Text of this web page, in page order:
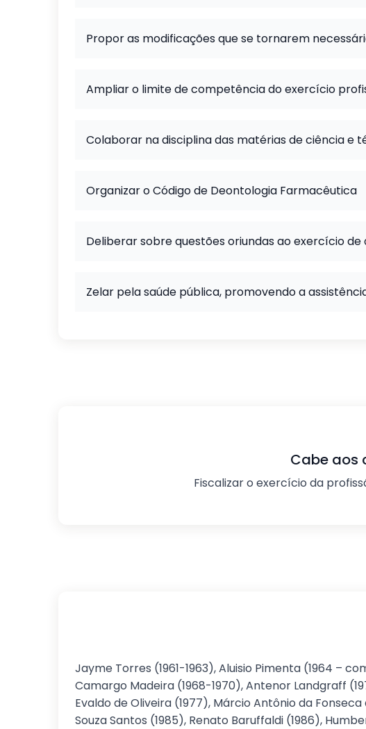
Propor as modificações que se tornarem
Ampliar o limite de competência do exercício
Colaborar na disciplina das matérias de ciência e
Organizar o Código de Deontologia Farmacêutica
Deliberar sobre questões oriundas ao exercício
Zelar pela saúde pública, promovendo a
Cabe aos
Fiscalizar o exercício da
Jayme Torres (1961-1963), Aluisio Pimenta (1964 –
Camargo Madeira (1968-1970), Antenor Landgraff
Evaldo de Oliveira (1977), Márcio Antônio da
Souza Santos (1985), Renato Baruffaldi (1986),